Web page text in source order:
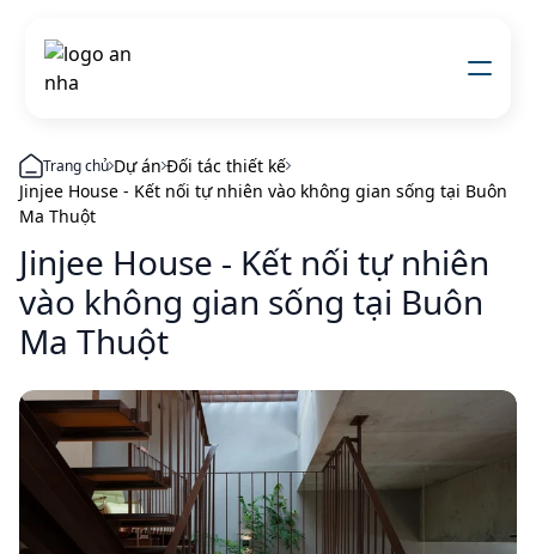
Thi công xây dựng
Đối tác thiết kế
Dự án
Nhật kí thi công
Mẫu nhà
Liên hệ
Trang chủ Dự án Đối tác thiết kế
Jinjee House - Kết nối tự nhiên vào không gian sống tại Buôn
Ma Thuột
Jinjee House - Kết nối tự nhiên
vào không gian sống tại Buôn
Ma Thuột